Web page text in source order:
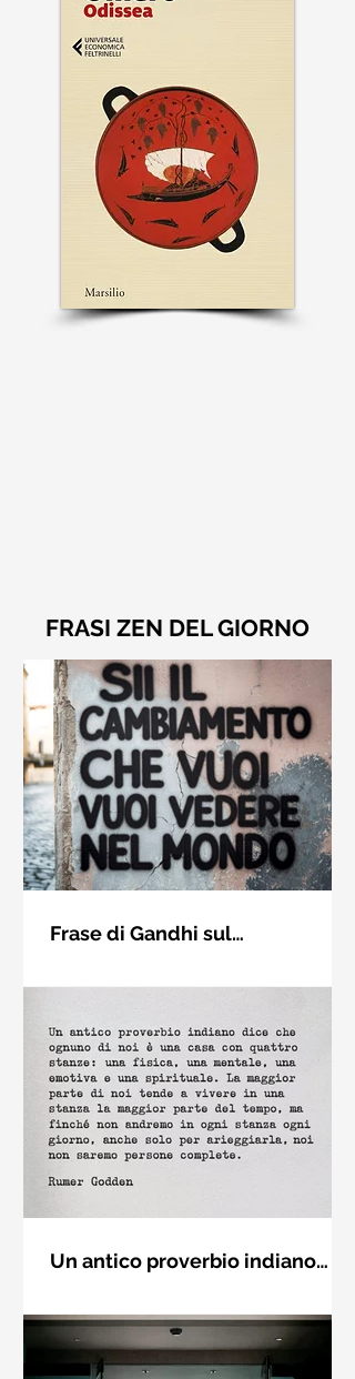
FRASI ZEN DEL GIORNO
Frase di Gandhi sul
Un antico proverbio indiano
con la macchina per scrivere
ognuno di noi è una casa con quattro
stanze: una fisica, una mentale, una